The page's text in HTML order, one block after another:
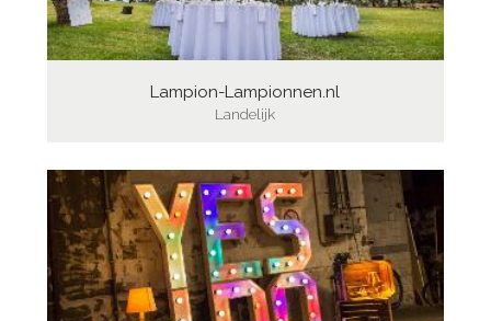
Lampion-Lampionnen.nl
Landelijk